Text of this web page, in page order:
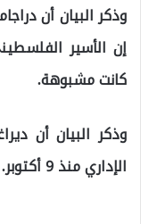
وذكر البيان أن
إن الأسير
كانت مشبوهة.
وذكر البيان أن
الإداري منذ 9 أكتوبر.